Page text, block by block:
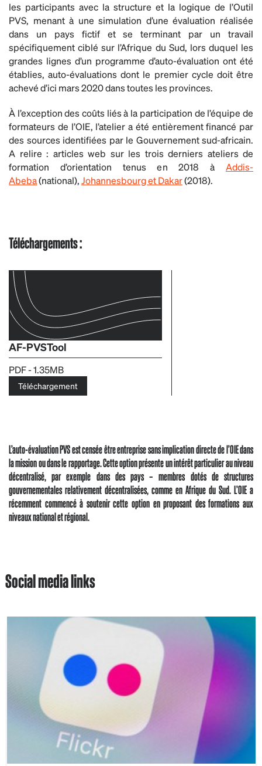
les participants avec la structure et la logique de l’Outil
PVS, menant à une simulation d’une évaluation réalisée
dans un pays fictif et se terminant par un travail
spécifiquement ciblé sur l’Afrique du Sud, lors duquel les
grandes lignes d’un programme d’auto-évaluation ont été
établies, auto-évaluations dont le premier cycle doit être
achevé d’ici mars 2020 dans toutes les provinces.
À l’exception des coûts liés à la participation de l’équipe de
formateurs de l’OIE, l’atelier a été entièrement financé par
des sources identifiées par le Gouvernement sud-africain.
A relire : articles web sur les trois derniers ateliers de
formation d’orientation tenus en 2018 à Addis-
Abeba(national),Johannesbourg et Dakar(2018).
Téléchargements :
AF-PVSTool
PDF - 1.35MB
Téléchargement
L’auto-évaluation PVS est censée être entreprise sans implication directe de l’OIE dans
la mission ou dans le rapportage. Cette option présente un intérêt particulier au niveau
décentralisé, par exemple dans des pays – membres dotés de structures
gouvernementales relativement décentralisées, comme en Afrique du Sud. L’OIE a
récemment commencé à soutenir cette option en proposant des formations aux
niveaux national et régional.
Social media links